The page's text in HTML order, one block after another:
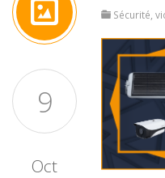
9
Oct
Sécurité,